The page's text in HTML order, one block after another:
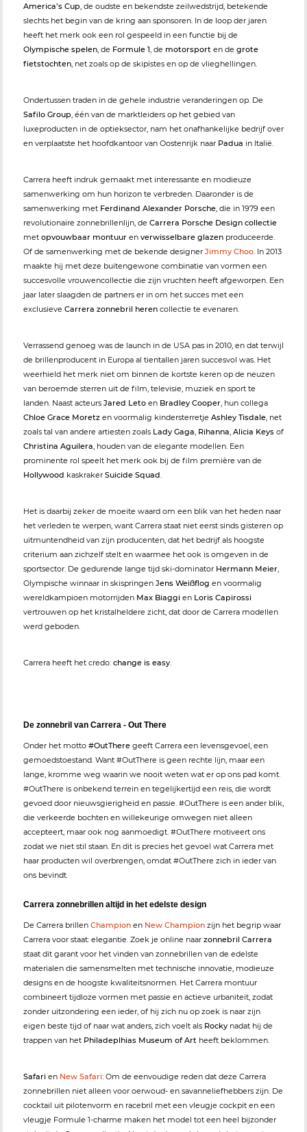
America’s Cup, de oudste en bekendste zeilwedstrijd, betekende
slechts het begin van de kring aan sponsoren. In de loop der jaren
heeft het merk ook een rol gespeeld in een functie bij de
Olympische spelen, de Formule 1, de motorsport en de grote
fietstochten, net zoals op de skipistes en op de vlieghellingen.
Ondertussen traden in de gehele industrie veranderingen op. De
Safilo Group, één van de marktleiders op het gebied van
luxeproducten in de optieksector, nam het onafhankelijke bedrijf over
en verplaatste het hoofdkantoor van Oostenrijk naar Padua in Italië.
Carrera heeft indruk gemaakt met interessante en modieuze
samenwerking om hun horizon te verbreden. Daaronder is de
samenwerking met Ferdinand Alexander Porsche, die in 1979 een
revolutionaire zonnebrillenlijn, de Carrera Porsche Design collectie
met opvouwbaar montuur en verwisselbare glazen produceerde.
Of de samenwerking met de bekende designer Jimmy Choo. In 2013
maakte hij met deze buitengewone combinatie van vormen een
succesvolle vrouwencollectie die zijn vruchten heeft afgeworpen. Een
jaar later slaagden de partners er in om het succes met een
exclusieve Carrera zonnebril heren collectie te evenaren.
Verrassend genoeg was de launch in de USA pas in 2010, en dat terwijl
de brillenproducent in Europa al tientallen jaren succesvol was. Het
weerhield het merk niet om binnen de kortste keren op de neuzen
van beroemde sterren uit de film, televisie, muziek en sport te
landen. Naast acteurs Jared Leto en Bradley Cooper, hun collega
Chloe Grace Moretz en voormalig kindersterretje Ashley Tisdale, net
zoals tal van andere artiesten zoals Lady Gaga, Rihanna, Alicia Keys of
Christina Aguilera, houden van de elegante modellen. Een
prominente rol speelt het merk ook bij de film première van de
Hollywood kaskraker Suicide Squad.
Het is daarbij zeker de moeite waard om een blik van het heden naar
het verleden te werpen, want Carrera staat niet eerst sinds gisteren op
uitmuntendheid van zijn producenten, dat het bedrijf als hoogste
criterium aan zichzelf stelt en waarmee het ook is omgeven in de
sportsector. De gedurende lange tijd ski-dominator Hermann Meier,
Olympische winnaar in skispringen Jens Weißflog en voormalig
wereldkampioen motorrijden Max Biaggi en Loris Capirossi
vertrouwen op het kristalheldere zicht, dat door de Carrera modellen
werd geboden.
Carrera heeft het credo: change is easy.
De zonnebril van Carrera - Out There
Onder het motto #OutThere geeft Carrera een levensgevoel, een
gemoedstoestand. Want #OutThere is geen rechte lijn, maar een
lange, kromme weg waarin we nooit weten wat er op ons pad komt.
#OutThere is onbekend terrein en tegelijkertijd een reis, die wordt
gevoed door nieuwsgierigheid en passie. #OutThere is een ander blik,
die verkeerde bochten en willekeurige omwegen niet alleen
accepteert, maar ook nog aanmoedigt. #OutThere motiveert ons
zodat we niet stil staan. En dit is precies het gevoel wat Carrera met
haar producten wil overbrengen, omdat #OutThere zich in ieder van
ons bevindt.
Carrera zonnebrillen altijd in het edelste design
De Carrera brillen Champion en New Champion zijn het begrip waar
Carrera voor staat: elegantie. Zoek je online naar zonnebril Carrera
staat dit garant voor het vinden van zonnebrillen van de edelste
materialen die samensmelten met technische innovatie, modieuze
designs en de hoogste kwaliteitsnormen. Het Carrera montuur
combineert tijdloze vormen met passie en actieve urbaniteit, zodat
zonder uitzondering een ieder, of hij zich nu op zoek is naar zijn
eigen beste tijd of naar wat anders, zich voelt als Rocky nadat hij de
trappen van het Philadeplhias Museum of Art heeft beklommen.
Safari en New Safari: Om de eenvoudige reden dat deze Carrera
zonnebrillen niet alleen voor oerwoud- en savanneliefhebbers zijn. De
cocktail uit pilotenvorm en racebril met een vleugje cockpit en een
vleugje Formule 1-charme maken het model tot een heel bijzonder